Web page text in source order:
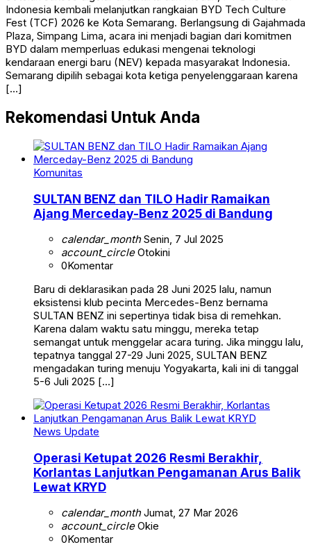
Indonesia kembali melanjutkan rangkaian BYD Tech Culture
Fest (TCF) 2026 ke Kota Semarang. Berlangsung di Gajahmada
Plaza, Simpang Lima, acara ini menjadi bagian dari komitmen
BYD dalam memperluas edukasi mengenai teknologi
kendaraan energi baru (NEV) kepada masyarakat Indonesia.
Semarang dipilih sebagai kota ketiga penyelenggaraan karena
[…]
Rekomendasi Untuk Anda
Komunitas
SULTAN BENZ dan TILO Hadir Ramaikan
Ajang Merceday-Benz 2025 di Bandung
calendar_monthSenin, 7 Jul 2025
account_circleOtokini
0Komentar
Baru di deklarasikan pada 28 Juni 2025 lalu, namun
eksistensi klub pecinta Mercedes-Benz bernama
SULTAN BENZ ini sepertinya tidak bisa di remehkan.
Karena dalam waktu satu minggu, mereka tetap
semangat untuk menggelar acara turing. Jika minggu lalu,
tepatnya tanggal 27-29 Juni 2025, SULTAN BENZ
mengadakan turing menuju Yogyakarta, kali ini di tanggal
5-6 Juli 2025 […]
News Update
Operasi Ketupat 2026 Resmi Berakhir,
Korlantas Lanjutkan Pengamanan Arus Balik
Lewat KRYD
calendar_monthJumat, 27 Mar 2026
account_circleOkie
0Komentar